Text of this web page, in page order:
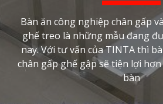
Bàn ăn công nghiệp chân gấp
ghế treo là những mẫu đang
nay. Với tư vấn của TINTA thì
chân gấp ghế gập sẽ tiện lợi
bàn